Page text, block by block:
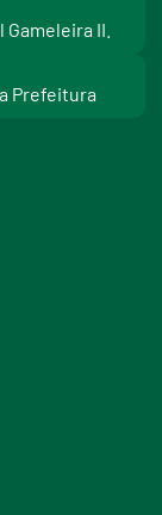
Gameleira II.
Prefeitura